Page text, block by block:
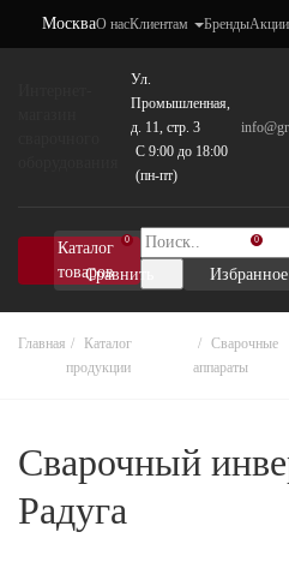
МоскваО насКлиентам БрендыАкции
Ул.
Промышленная,
д. 11, стр. 3
C 9:00 до 18:00
(пн-пт)
Каталог
товаров
0
Сравнить
0
Избранное
Главная
Каталог
продукции
Сварочные
аппараты
Сварочный
Радуга